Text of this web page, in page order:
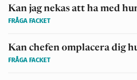
Kan jag nekas att ha med
FRÅGA FACKET
Kan chefen omplacera dig
FRÅGA FACKET